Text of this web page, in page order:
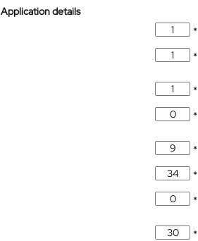
Application details
*
*
*
*
*
*
*
*